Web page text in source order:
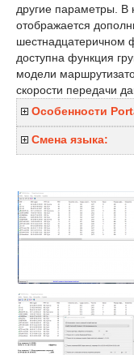
другие параметры. В
отображается
шестнадцатеричном
доступна функция
модели
скорости передачи
Особенности
Смена языка: